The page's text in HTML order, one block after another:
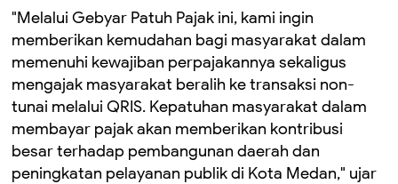
"Melalui Gebyar Patuh Pajak ini, kami ingin
memberikan kemudahan bagi masyarakat dalam
memenuhi kewajiban perpajakannya sekaligus
mengajak masyarakat beralih ke transaksi non-
tunai melalui QRIS. Kepatuhan masyarakat dalam
membayar pajak akan memberikan kontribusi
besar terhadap pembangunan daerah dan
peningkatan pelayanan publik di Kota Medan," ujar